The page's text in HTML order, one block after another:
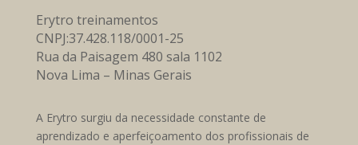
Erytro treinamentos
CNPJ:37.428.118/0001-25
Rua da Paisagem 480 sala 1102
Nova Lima – Minas Gerais
A Erytro surgiu da necessidade constante de
aprendizado e aperfeiçoamento dos profissionais de